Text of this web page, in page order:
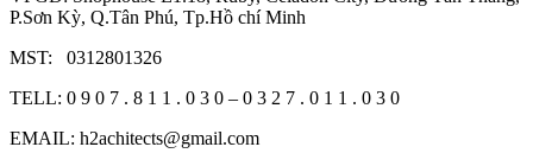
P.Sơn Kỳ, Q.Tân Phú, Tp.Hồ chí Minh
MST: 0312801326
TELL: 0 9 0 7 . 8 1 1 . 0 3 0 – 0 3 2 7 . 0 1 1 . 0 3 0
EMAIL: h2achitects@gmail.com